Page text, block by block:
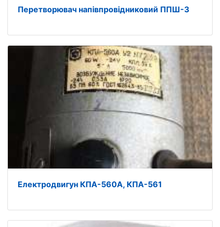
Перетворювач напівпровідниковий ППШ-3
Електродвигун КПА-560А, КПА-561